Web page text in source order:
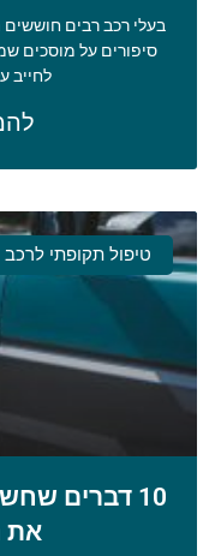
בעלי רכב רבים
סיפורים על מוסכים
לחייב
טיפול תקופתי לרכב
10 דברים
את